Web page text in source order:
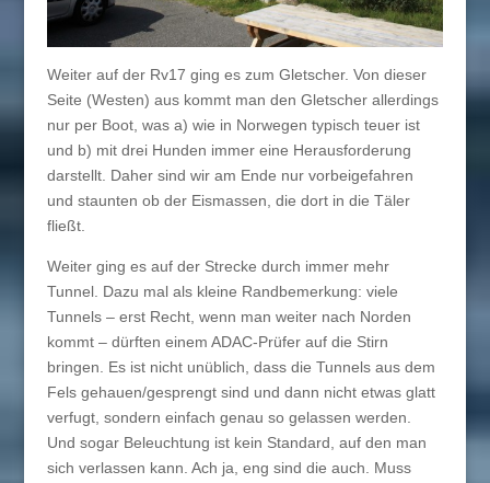
Weiter auf der Rv17 ging es zum Gletscher. Von dieser
Seite (Westen) aus kommt man den Gletscher allerdings
nur per Boot, was a) wie in Norwegen typisch teuer ist
und b) mit drei Hunden immer eine Herausforderung
darstellt. Daher sind wir am Ende nur vorbeigefahren
und staunten ob der Eismassen, die dort in die Täler
fließt.
Weiter ging es auf der Strecke durch immer mehr
Tunnel. Dazu mal als kleine Randbemerkung: viele
Tunnels – erst Recht, wenn man weiter nach Norden
kommt – dürften einem ADAC-Prüfer auf die Stirn
bringen. Es ist nicht unüblich, dass die Tunnels aus dem
Fels gehauen/gesprengt sind und dann nicht etwas glatt
verfugt, sondern einfach genau so gelassen werden.
Und sogar Beleuchtung ist kein Standard, auf den man
sich verlassen kann. Ach ja, eng sind die auch. Muss